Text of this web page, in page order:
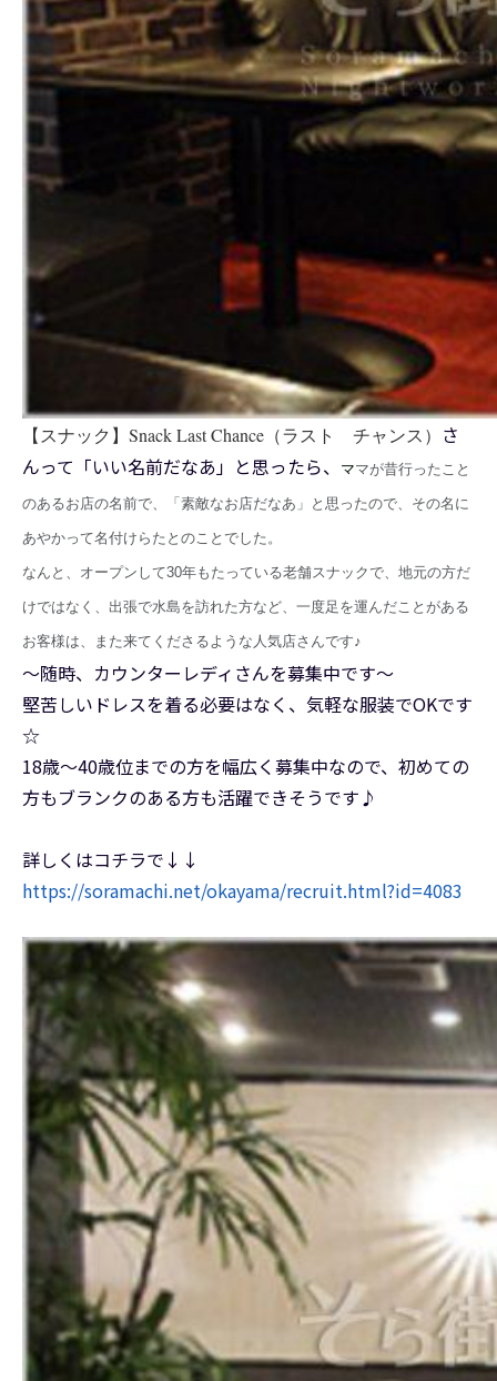
【スナック】Snack Last Chance（ラスト チャンス） さ
んって「いい名前だなあ」と思ったら、
ママが昔行ったこと
のあるお店の名前で、「素敵なお店だなあ」と思ったので、その名に
あやかって名付けらたとのことでした。
なんと、オープンして30年もたっている老舗スナックで、地元の方だ
けではなく、出張で水島を訪れた方など、一度足を運んだことがある
お客様は、また来てくださるような人気店さんです♪
～随時、カウンターレディさんを募集中です～
堅苦しいドレスを着る必要はなく、気軽な服装でOKです
☆
18歳～40歳位までの方を幅広く募集中なので、初めての
方もブランクのある方も活躍できそうです♪
詳しくはコチラで↓↓
https://soramachi.net/okayama/recruit.html?id=4083